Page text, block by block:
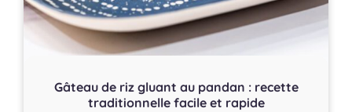
Gâteau de riz gluant au pandan : recette
traditionnelle facile et rapide